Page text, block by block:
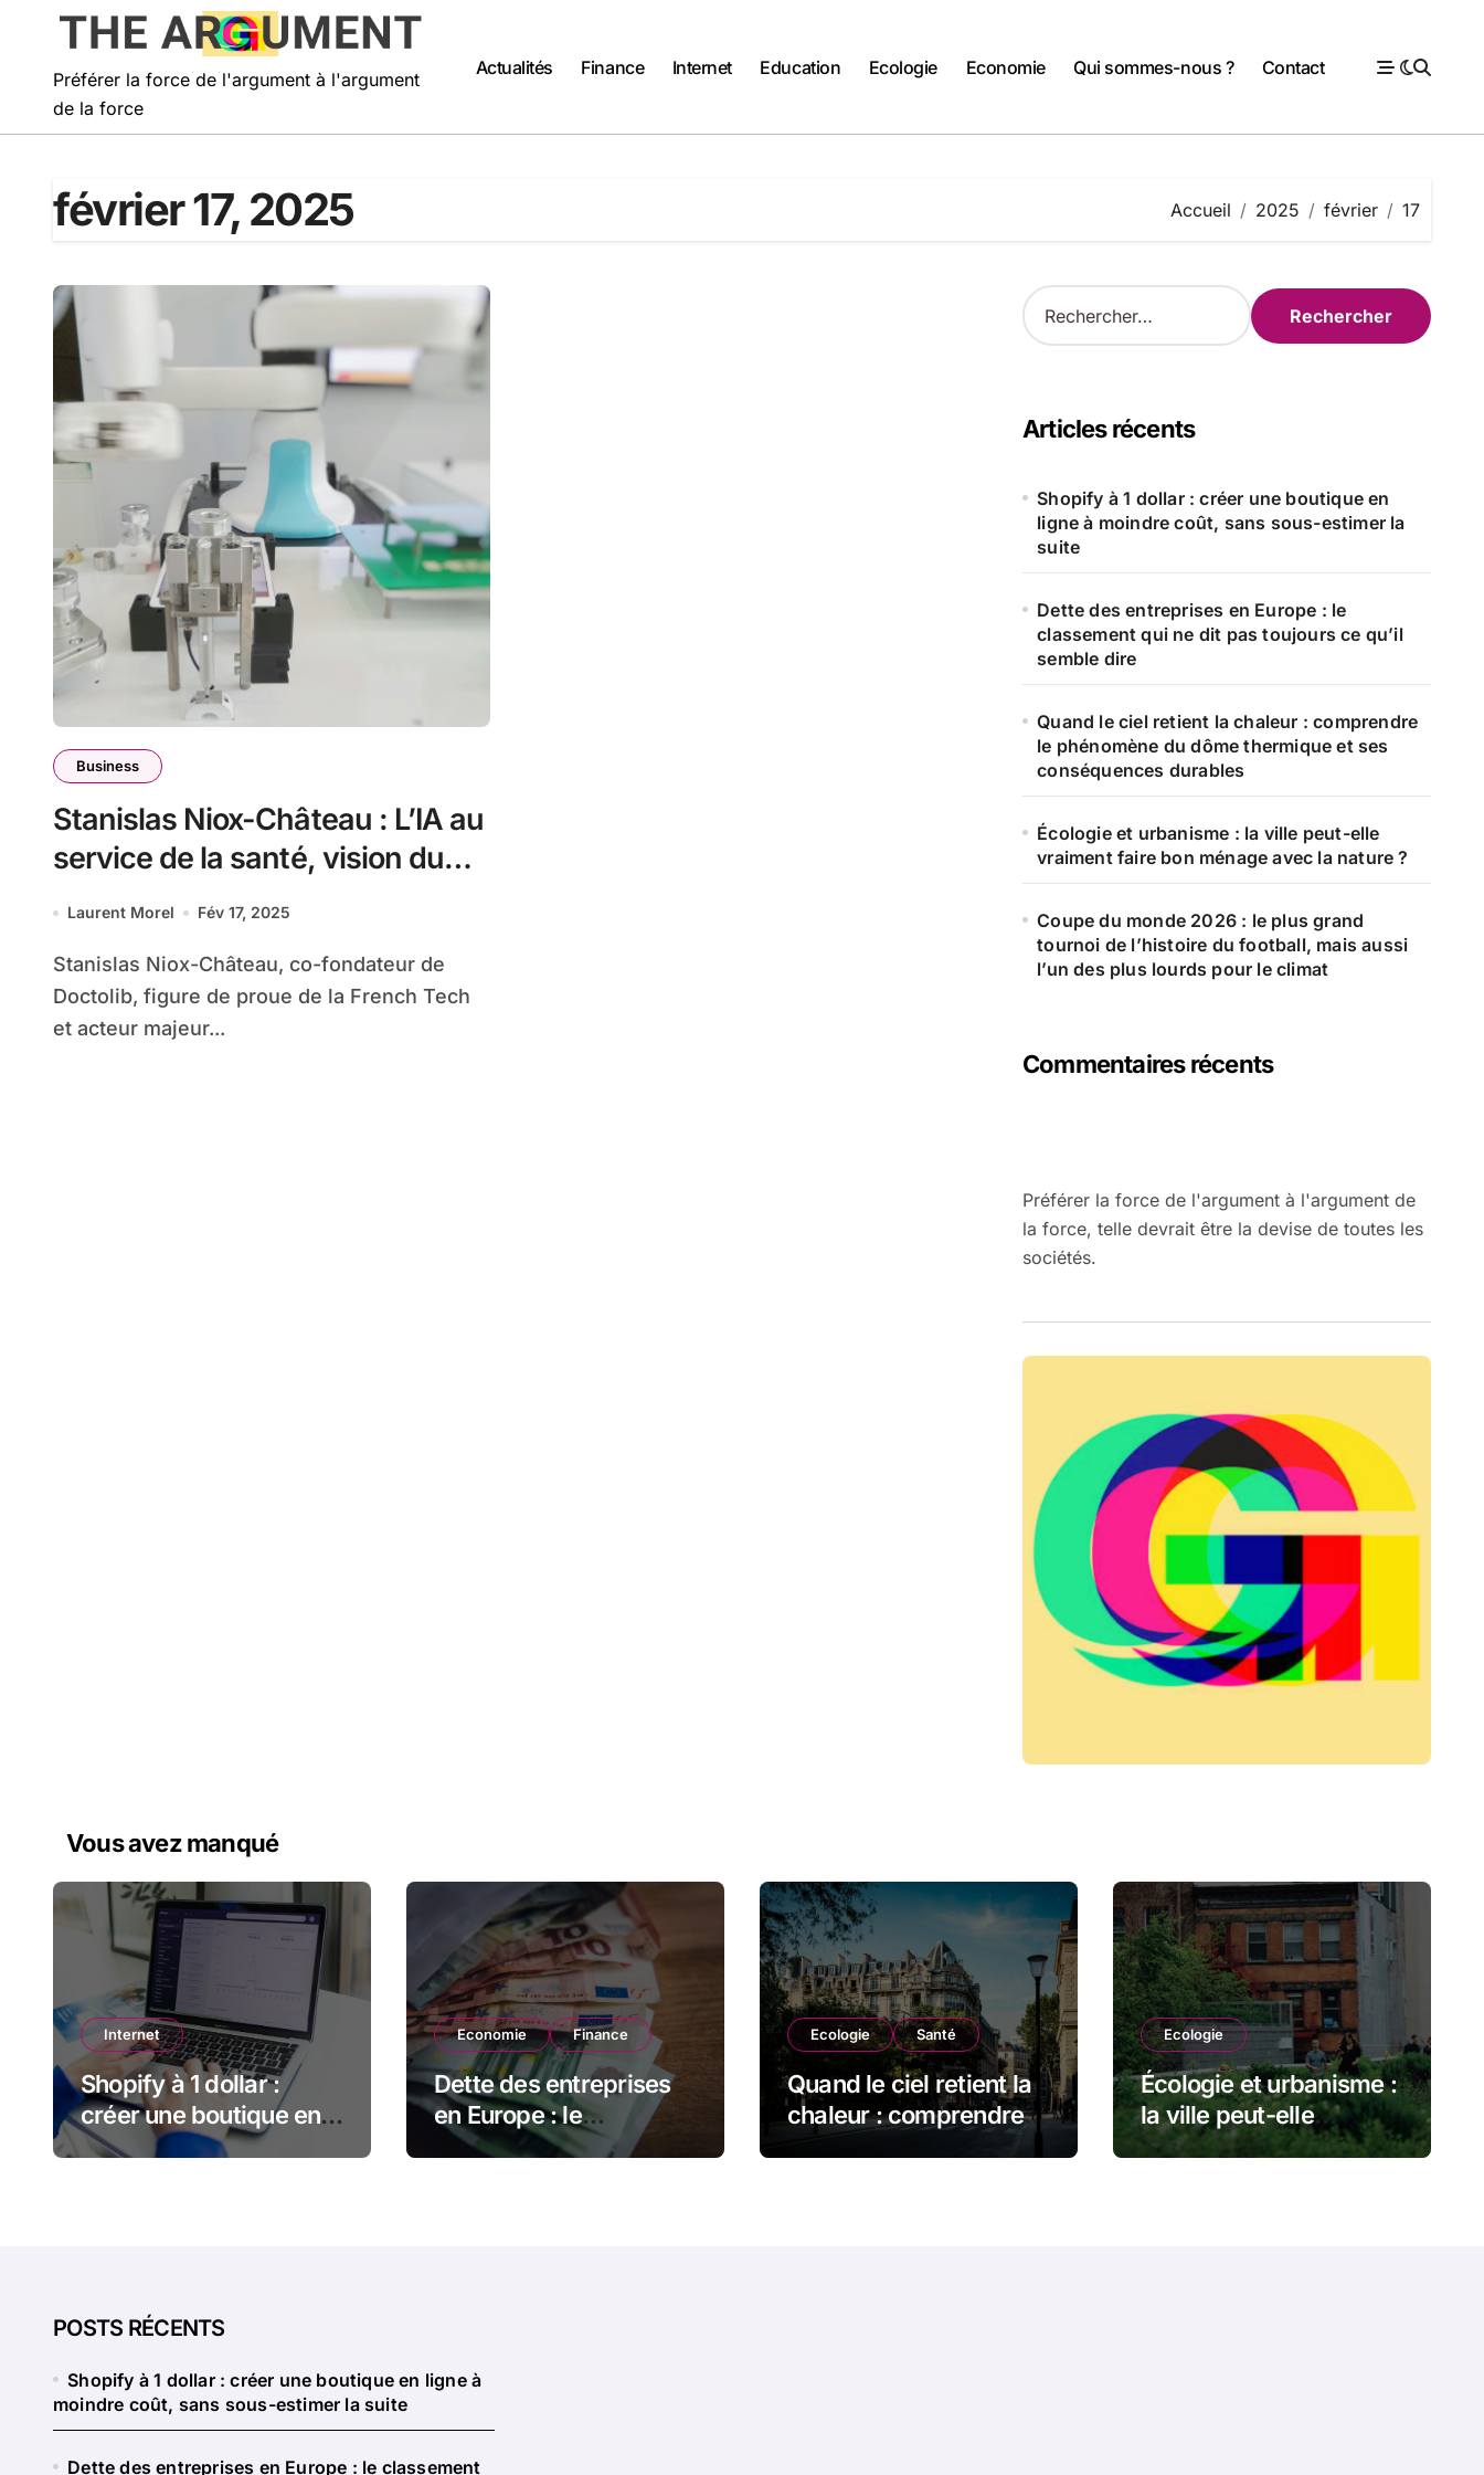
Préférer la force de l'argument à l'argument
de la force
Actualités Finance Internet Education Ecologie Economie Qui sommes-nous ? Contact
février 17, 2025 Accueil 2025 février 17
Business
Stanislas Niox-Château : L’IA au
service de la santé, vision du
co-fondateur de Doctolib
Laurent Morel Fév 17, 2025
Stanislas Niox-Château, co-fondateur de
Doctolib, figure de proue de la French Tech
et acteur majeur...
R
e
r
c
e
Articles récents
Shopify à 1 dollar : créer une boutique en
ligne à moindre coût, sans sous-estimer la
suite
Dette des entreprises en Europe : le
classement qui ne dit pas toujours ce qu’il
semble dire
Quand le ciel retient la chaleur : comprendre
le phénomène du dôme thermique et ses
conséquences durables
Écologie et urbanisme : la ville peut-elle
vraiment faire bon ménage avec la nature ?
Coupe du monde 2026 : le plus grand
tournoi de l’histoire du football, mais aussi
l’un des plus lourds pour le climat
Commentaires récents
Préférer la force de l'argument à l'argument de
la force, telle devrait être la devise de toutes les
sociétés.
Vous avez manqué
Internet
Shopify à 1 dollar :
créer une boutique en
ligne à moindre coût,
Economie Finance
Dette des entreprises
en Europe : le
classement qui ne dit
Ecologie Santé
Quand le ciel retient la
chaleur : comprendre le
Ecologie
Écologie et urbanisme :
la ville peut-elle
vraiment faire bon
POSTS RÉCENTS
Shopify à 1 dollar : créer une boutique en ligne à
moindre coût, sans sous-estimer la suite
Dette des entreprises en Europe : le classement